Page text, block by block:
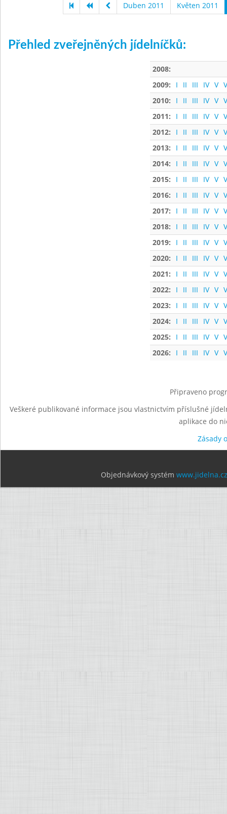
Duben 2011 Květen 2011
Přehled zveřejněných jídelníčků:
2008:
2009:
I II III IV V
2010:
I II III IV V
2011:
I II III IV V
2012:
I II III IV V
2013:
I II III IV V
2014:
I II III IV V
2015:
I II III IV V
2016:
I II III IV V
2017:
I II III IV V
2018:
I II III IV V
2019:
I II III IV V
2020:
I II III IV V
2021:
I II III IV V
2022:
I II III IV V
2023:
I II III IV V
2024:
I II III IV V
2025:
I II III IV V
2026:
I II III IV V
Připraveno
Veškeré publikované informace jsou vlastnictvím příslušné
aplikace do
Zásady
Objednávkový systém www.jidelna.cz